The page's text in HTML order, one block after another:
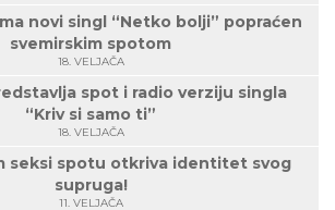
novi singl “Netko bolji” popraćen
svemirskim spotom
18. VELJAČA
spot i radio verziju singla
“Kriv si samo ti”
18. VELJAČA
seksi spotu otkriva identitet svog
supruga!
11. VELJAČA